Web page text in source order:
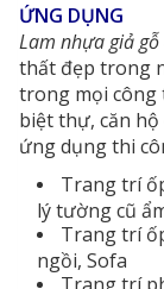
ỨNG DỤNG
Lam nhựa giả
thất đẹp trong
trong mọi công
biệt thự, căn hộ
ứng dụng thi
Trang trí
lý tường cũ
Trang trí
ngồi, Sofa